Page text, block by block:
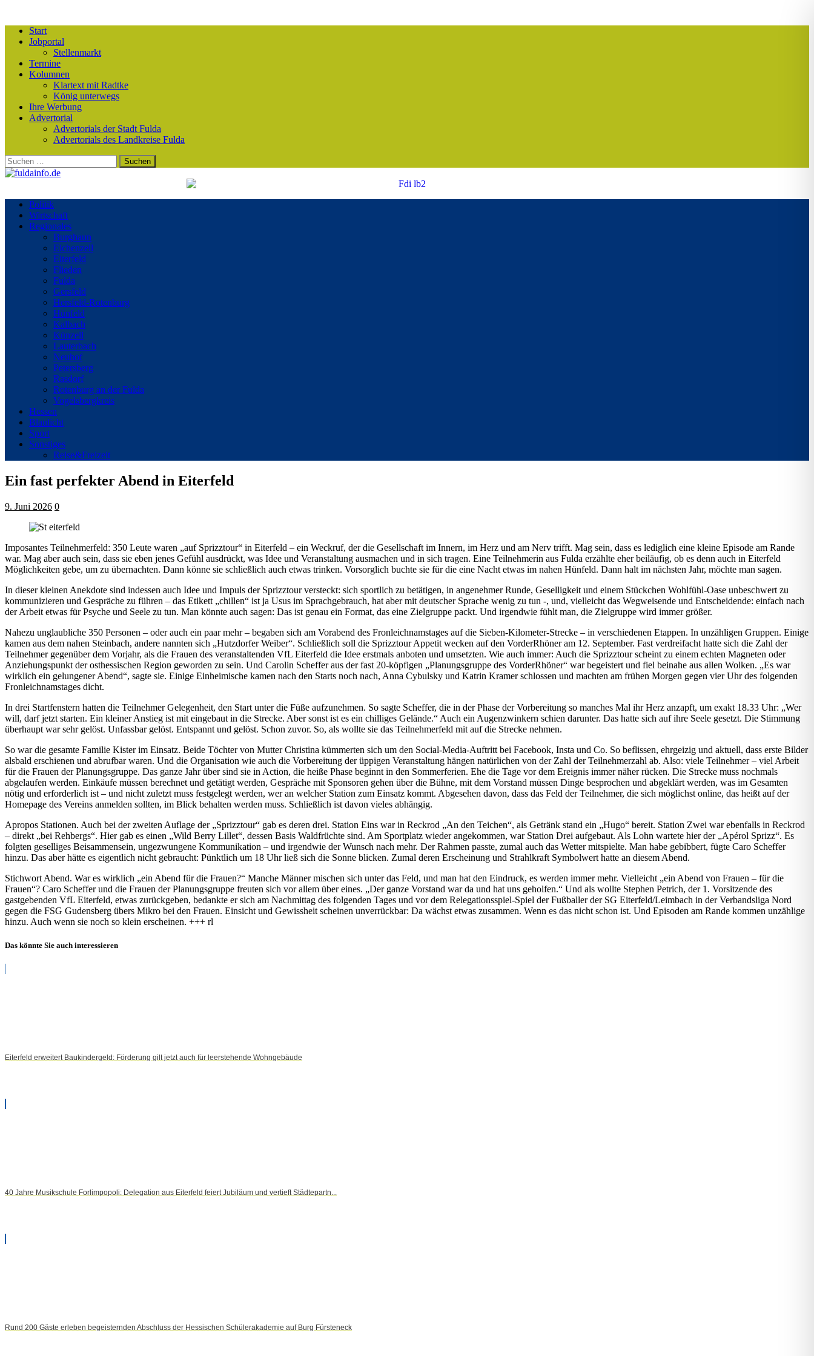
Start
Jobportal
Stellenmarkt
Termine
Kolumnen
Klartext mit Radtke
König unterwegs
Ihre Werbung
Advertorial
Advertorials der Stadt Fulda
Advertorials des Landkreise Fulda
Suchen
nach:
Politik
Wirtschaft
Regionales
Burghaun
Eichenzell
Eiterfeld
Flieden
Fulda
Gersfeld
Hersfeld-Rotenburg
Hünfeld
Kalbach
Künzell
Lauterbach
Neuhof
Petersberg
Rasdorf
Rotenburg an der Fulda
Vogelsbergkreis
Hessen
Blaulicht
Sport
Sonstiges
Reise&Freizeit
Ein fast perfekter Abend in Eiterfeld
9. Juni 2026 0
Imposantes Teilnehmerfeld: 350 Leute waren „auf Sprizztour“ in Eiterfeld – ein Weckruf, der die Gesellschaft im Innern, im Herz und am Nerv trifft. Mag sein, dass es lediglich eine kleine Episode am Rande
war. Mag aber auch sein, dass sie eben jenes Gefühl ausdrückt, was Idee und Veranstaltung ausmachen und in sich tragen. Eine Teilnehmerin aus Fulda erzählte eher beiläufig, ob es denn auch in Eiterfeld
Möglichkeiten gebe, um zu übernachten. Dann könne sie schließlich auch etwas trinken. Vorsorglich buchte sie für die eine Nacht etwas im nahen Hünfeld. Dann halt im nächsten Jahr, möchte man sagen.
In dieser kleinen Anekdote sind indessen auch Idee und Impuls der Sprizztour versteckt: sich sportlich zu betätigen, in angenehmer Runde, Geselligkeit und einem Stückchen Wohlfühl-Oase unbeschwert zu
kommunizieren und Gespräche zu führen – das Etikett „chillen“ ist ja Usus im Sprachgebrauch, hat aber mit deutscher Sprache wenig zu tun -, und, vielleicht das Wegweisende und Entscheidende: einfach nach
der Arbeit etwas für Psyche und Seele zu tun. Man könnte auch sagen: Das ist genau ein Format, das eine Zielgruppe packt. Und irgendwie fühlt man, die Zielgruppe wird immer größer.
Nahezu unglaubliche 350 Personen – oder auch ein paar mehr – begaben sich am Vorabend des Fronleichnamstages auf die Sieben-Kilometer-Strecke – in verschiedenen Etappen. In unzähligen Gruppen. Einige
kamen aus dem nahen Steinbach, andere nannten sich „Hutzdorfer Weiber“. Schließlich soll die Sprizztour Appetit wecken auf den VorderRhöner am 12. September. Fast verdreifacht hatte sich die Zahl der
Teilnehmer gegenüber dem Vorjahr, als die Frauen des veranstaltenden VfL Eiterfeld die Idee erstmals anboten und umsetzten. Wie auch immer: Auch die Sprizztour scheint zu einem echten Magneten oder
Anziehungspunkt der osthessischen Region geworden zu sein. Und Carolin Scheffer aus der fast 20-köpfigen „Planungsgruppe des VorderRhöner“ war begeistert und fiel beinahe aus allen Wolken. „Es war
wirklich ein gelungener Abend“, sagte sie. Einige Einheimische kamen nach den Starts noch nach, Anna Cybulsky und Katrin Kramer schlossen und machten am frühen Morgen gegen vier Uhr des folgenden
Fronleichnamstages dicht.
In drei Startfenstern hatten die Teilnehmer Gelegenheit, den Start unter die Füße aufzunehmen. So sagte Scheffer, die in der Phase der Vorbereitung so manches Mal ihr Herz anzapft, um exakt 18.33 Uhr: „Wer
will, darf jetzt starten. Ein kleiner Anstieg ist mit eingebaut in die Strecke. Aber sonst ist es ein chilliges Gelände.“ Auch ein Augenzwinkern schien darunter. Das hatte sich auf ihre Seele gesetzt. Die Stimmung
überhaupt war sehr gelöst. Unfassbar gelöst. Entspannt und gelöst. Schon zuvor. So, als wollte sie das Teilnehmerfeld mit auf die Strecke nehmen.
So war die gesamte Familie Kister im Einsatz. Beide Töchter von Mutter Christina kümmerten sich um den Social-Media-Auftritt bei Facebook, Insta und Co. So beflissen, ehrgeizig und aktuell, dass erste Bilder
alsbald erschienen und abrufbar waren. Und die Organisation wie auch die Vorbereitung der üppigen Veranstaltung hängen natürlichen von der Zahl der Teilnehmerzahl ab. Also: viele Teilnehmer – viel Arbeit
für die Frauen der Planungsgruppe. Das ganze Jahr über sind sie in Action, die heiße Phase beginnt in den Sommerferien. Ehe die Tage vor dem Ereignis immer näher rücken. Die Strecke muss nochmals
abgelaufen werden. Einkäufe müssen berechnet und getätigt werden, Gespräche mit Sponsoren gehen über die Bühne, mit dem Vorstand müssen Dinge besprochen und abgeklärt werden, was im Gesamten
nötig und erforderlich ist – und nicht zuletzt muss festgelegt werden, wer an welcher Station zum Einsatz kommt. Abgesehen davon, dass das Feld der Teilnehmer, die sich möglichst online, das heißt auf der
Homepage des Vereins anmelden sollten, im Blick behalten werden muss. Schließlich ist davon vieles abhängig.
Apropos Stationen. Auch bei der zweiten Auflage der „Sprizztour“ gab es deren drei. Station Eins war in Reckrod „An den Teichen“, als Getränk stand ein „Hugo“ bereit. Station Zwei war ebenfalls in Reckrod
– direkt „bei Rehbergs“. Hier gab es einen „Wild Berry Lillet“, dessen Basis Waldfrüchte sind. Am Sportplatz wieder angekommen, war Station Drei aufgebaut. Als Lohn wartete hier der „Apérol Sprizz“. Es
folgten geselliges Beisammensein, ungezwungene Kommunikation – und irgendwie der Wunsch nach mehr. Der Rahmen passte, zumal auch das Wetter mitspielte. Man habe gebibbert, fügte Caro Scheffer
hinzu. Das aber hätte es eigentlich nicht gebraucht: Pünktlich um 18 Uhr ließ sich die Sonne blicken. Zumal deren Erscheinung und Strahlkraft Symbolwert hatte an diesem Abend.
Stichwort Abend. War es wirklich „ein Abend für die Frauen?“ Manche Männer mischen sich unter das Feld, und man hat den Eindruck, es werden immer mehr. Vielleicht „ein Abend von Frauen – für die
Frauen“? Caro Scheffer und die Frauen der Planungsgruppe freuten sich vor allem über eines. „Der ganze Vorstand war da und hat uns geholfen.“ Und als wollte Stephen Petrich, der 1. Vorsitzende des
gastgebenden VfL Eiterfeld, etwas zurückgeben, bedankte er sich am Nachmittag des folgenden Tages und vor dem Relegationsspiel-Spiel der Fußballer der SG Eiterfeld/Leimbach in der Verbandsliga Nord
gegen die FSG Gudensberg übers Mikro bei den Frauen. Einsicht und Gewissheit scheinen unverrückbar: Da wächst etwas zusammen. Wenn es das nicht schon ist. Und Episoden am Rande kommen unzählige
hinzu. Auch wenn sie noch so klein erscheinen. +++ rl
Das könnte Sie auch interessieren
Eiterfeld erweitert Baukindergeld: Förderung gilt jetzt auch für leerstehende Wohngebäude
40 Jahre Musikschule Forlimpopoli: Delegation aus Eiterfeld feiert Jubiläum und vertieft Städtepartn...
Rund 200 Gäste erleben begeisternden Abschluss der Hessischen Schülerakademie auf Burg Fürsteneck